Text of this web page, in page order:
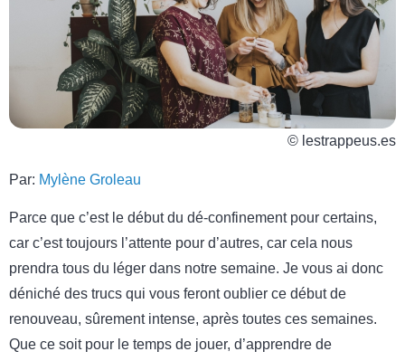
© lestrappeus.es
Par: Mylène Groleau
Parce que c’est le début du dé-confinement pour certains,
car c’est toujours l’attente pour d’autres, car cela nous
prendra tous du léger dans notre semaine. Je vous ai donc
déniché des trucs qui vous feront oublier ce début de
renouveau, sûrement intense, après toutes ces semaines.
Que ce soit pour le temps de jouer, d’apprendre de